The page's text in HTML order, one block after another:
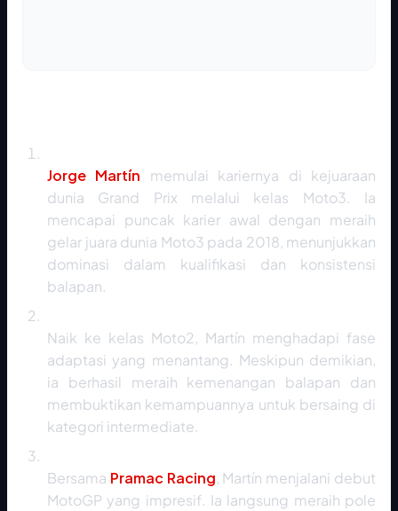
Jorge Martín memulai kariernya di kejuaraan
dunia Grand Prix melalui kelas Moto3. Ia
mencapai puncak karier awal dengan meraih
gelar juara dunia Moto3 pada 2018, menunjukkan
dominasi dalam kualifikasi dan konsistensi
balapan.
Naik ke kelas Moto2, Martín menghadapi fase
adaptasi yang menantang. Meskipun demikian,
ia berhasil meraih kemenangan balapan dan
membuktikan kemampuannya untuk bersaing di
kategori intermediate.
Bersama Pramac Racing, Martín menjalani debut
MotoGP yang impresif. Ia langsung meraih pole